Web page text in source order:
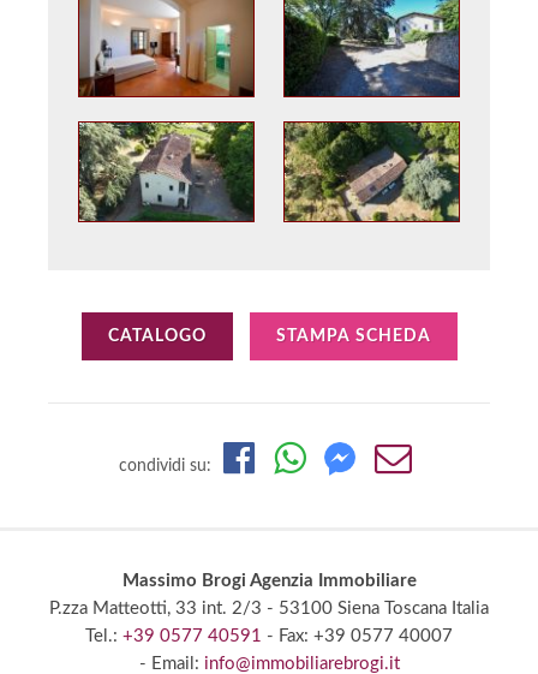
CATALOGO STAMPA SCHEDA
condividi su:
Massimo Brogi Agenzia Immobiliare
P.zza Matteotti, 33 int. 2/3 - 53100 Siena Toscana Italia
Tel.: +39 0577 40591 - Fax: +39 0577 40007
- Email: info@immobiliarebrogi.it